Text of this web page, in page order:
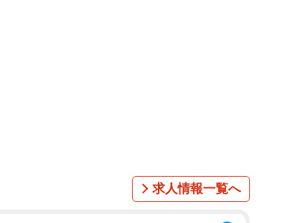
求人情報一覧へ